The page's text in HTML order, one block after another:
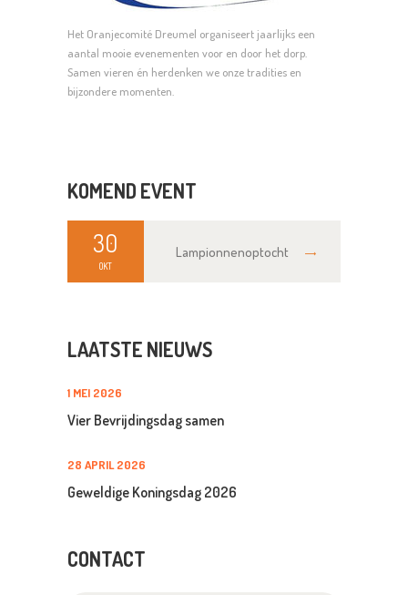
Het Oranjecomité Dreumel organiseert jaarlijks een
aantal mooie evenementen voor en door het dorp.
Samen vieren én herdenken we onze tradities en
bijzondere momenten.
KOMEND EVENT
30
OKT
Lampionnenoptocht
LAATSTE NIEUWS
1 MEI 2026
Vier Bevrijdingsdag samen
28 APRIL 2026
Geweldige Koningsdag 2026
CONTACT